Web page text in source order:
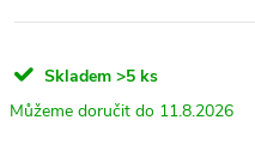
Skladem >5 ks
11.8.2026